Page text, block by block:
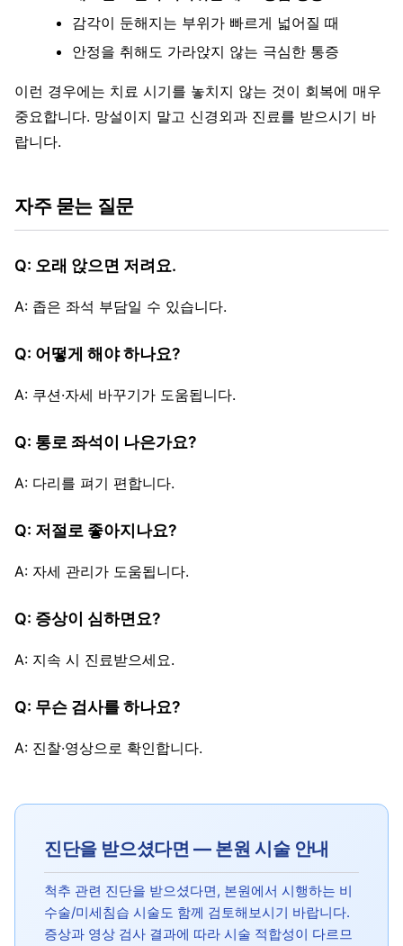
감각이 둔해지는 부위가 빠르게 넓어질 때
안정을 취해도 가라앉지 않는 극심한 통증
이런 경우에는 치료 시기를 놓치지 않는 것이 회복에 매우
중요합니다. 망설이지 말고 신경외과 진료를 받으시기 바
랍니다.
자주 묻는 질문
Q: 오래 앉으면 저려요.
A: 좁은 좌석 부담일 수 있습니다.
Q: 어떻게 해야 하나요?
A: 쿠션·자세 바꾸기가 도움됩니다.
Q: 통로 좌석이 나은가요?
A: 다리를 펴기 편합니다.
Q: 저절로 좋아지나요?
A: 자세 관리가 도움됩니다.
Q: 증상이 심하면요?
A: 지속 시 진료받으세요.
Q: 무슨 검사를 하나요?
A: 진찰·영상으로 확인합니다.
진단을 받으셨다면 — 본원 시술 안내
척추 관련 진단을 받으셨다면, 본원에서 시행하는 비
수술/미세침습 시술도 함께 검토해보시기 바랍니다.
증상과 영상 검사 결과에 따라 시술 적합성이 다르므